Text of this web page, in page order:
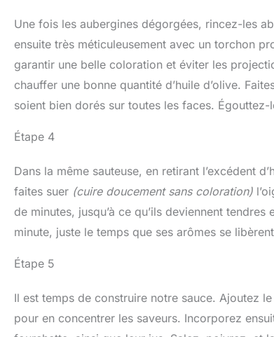
Une fois les aubergines dégorgées, rincez-les
ensuite très méticuleusement avec un torchon
garantir une belle coloration et éviter les
chauffer une bonne quantité d’huile d’olive.
soient bien dorés sur toutes les faces.
Étape 4
Dans la même sauteuse, en retirant l’excédent
faites suer (cuire doucement sans coloration)
de minutes, jusqu’à ce qu’ils deviennent
minute, juste le temps que ses arômes se
Étape 5
Il est temps de construire notre sauce. Ajoutez
pour en concentrer les saveurs. Incorporez